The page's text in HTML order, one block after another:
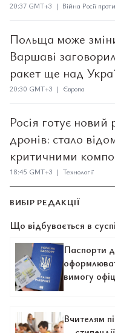
20:37 GMT+3 | Війна Росії
Польща може
Варшаві
ракет ще над
20:30 GMT+3 | Європа
Росія готує
дронів: стало
критичними
18:45 GMT+3 | Технології
ВИБІР РЕДАКЦІЇ
Що відбувається в
Паспорти
вимогу
Вчителям